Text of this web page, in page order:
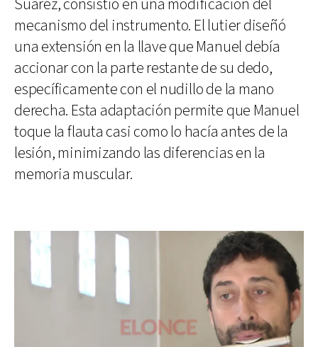
Suárez, consistió en una modificación del
mecanismo del instrumento. El lutier diseñó
una extensión en la llave que Manuel debía
accionar con la parte restante de su dedo,
específicamente con el nudillo de la mano
derecha. Esta adaptación permite que Manuel
toque la flauta casi como lo hacía antes de la
lesión, minimizando las diferencias en la
memoria muscular.